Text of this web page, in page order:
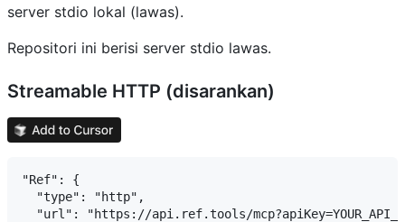
server stdio lokal (lawas).
Repositori ini berisi server stdio lawas.
Streamable HTTP (disarankan)
"Ref": {
  "type": "http",
"url": "https://api.ref.tools/